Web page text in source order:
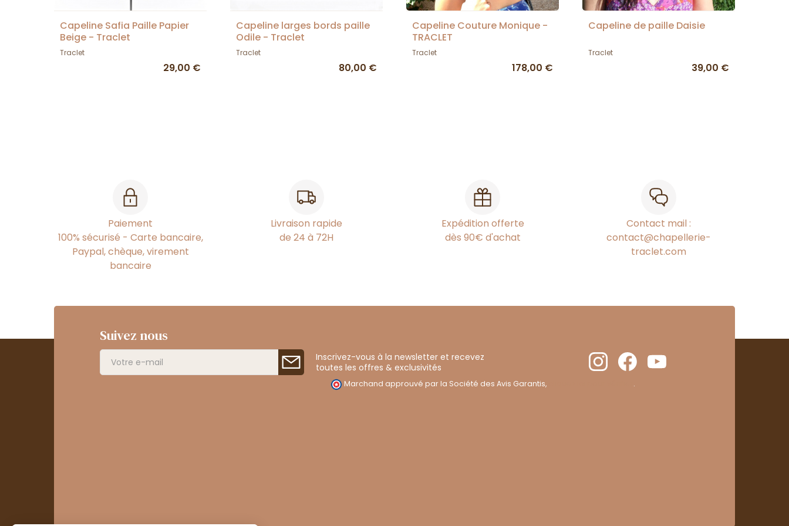
Capeline Safia Paille Papier
Beige - Traclet
Traclet
29,00 €
Capeline larges bords paille
Odile - Traclet
Traclet
80,00 €
Capeline Couture Monique -
TRACLET
Traclet
178,00 €
Capeline de paille Daisie
Traclet
39,00 €
Paiement
100% sécurisé - Carte bancaire,
Paypal, chèque, virement
bancaire
Livraison rapide
de 24 à 72H
Expédition offerte
dès 90€ d'achat
Contact mail :
contact@chapellerie-
traclet.com
Suivez nous
Inscrivez-vous à la newsletter et recevez
toutes les offres & exclusivités
Marchand approuvé par la Société des Avis Garantis, .